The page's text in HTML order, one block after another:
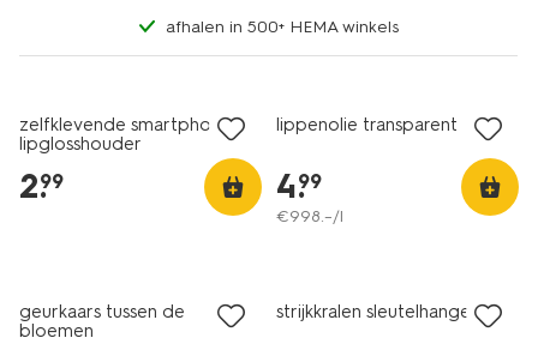
afhalen in 500+ HEMA winkels
zelfklevende smartphone
lipglosshouder
2.
99
lippenolie transparent
4.
99
€998.–/l
geurkaars tussen de
bloemen
strijkkralen sleutelhanger